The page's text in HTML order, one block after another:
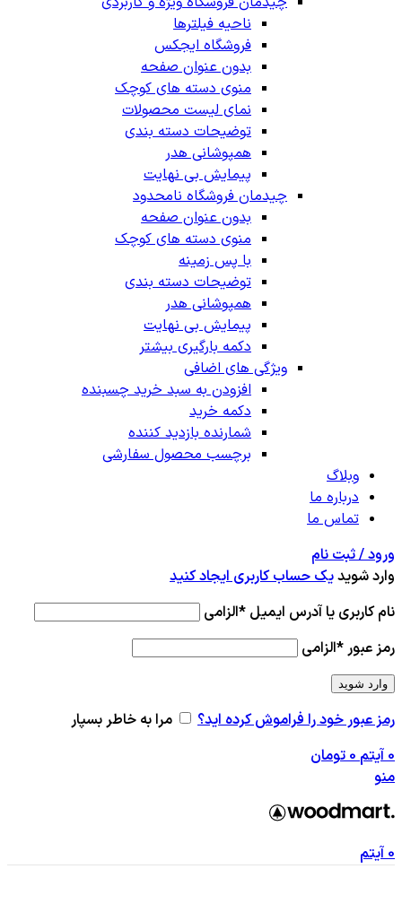
ناحیه فیلترها
فروشگاه ایجکس
بدون عنوان صفحه
منوی دسته های کوچک
نمای لیست محصولات
توضیحات دسته بندی
همپوشانی هدر
پیمایش بی نهایت
چیدمان فروشگاهنامحدود
بدون عنوان صفحه
منوی دسته های کوچک
با پس زمینه
توضیحات دسته بندی
همپوشانی هدر
پیمایش بی نهایت
دکمه بارگیری بیشتر
ویژگی های اضافی
افزودن به سبد خرید چسبنده
دکمه خرید
شمارنده بازدید کننده
برچسب محصول سفارشی
وبلاگ
درباره ما
تماس ما
ورود / ثبت نام
وارد شویدیک حساب کاربری ایجاد کنید
نام کاربری یا آدرس ایمیل *الزامی
رمز عبور*الزامی
وارد شوید
رمز عبور خود را فراموش کرده اید؟
مرا به خاطر بسپار
0آیتم 0تومان
منو
0آیتم